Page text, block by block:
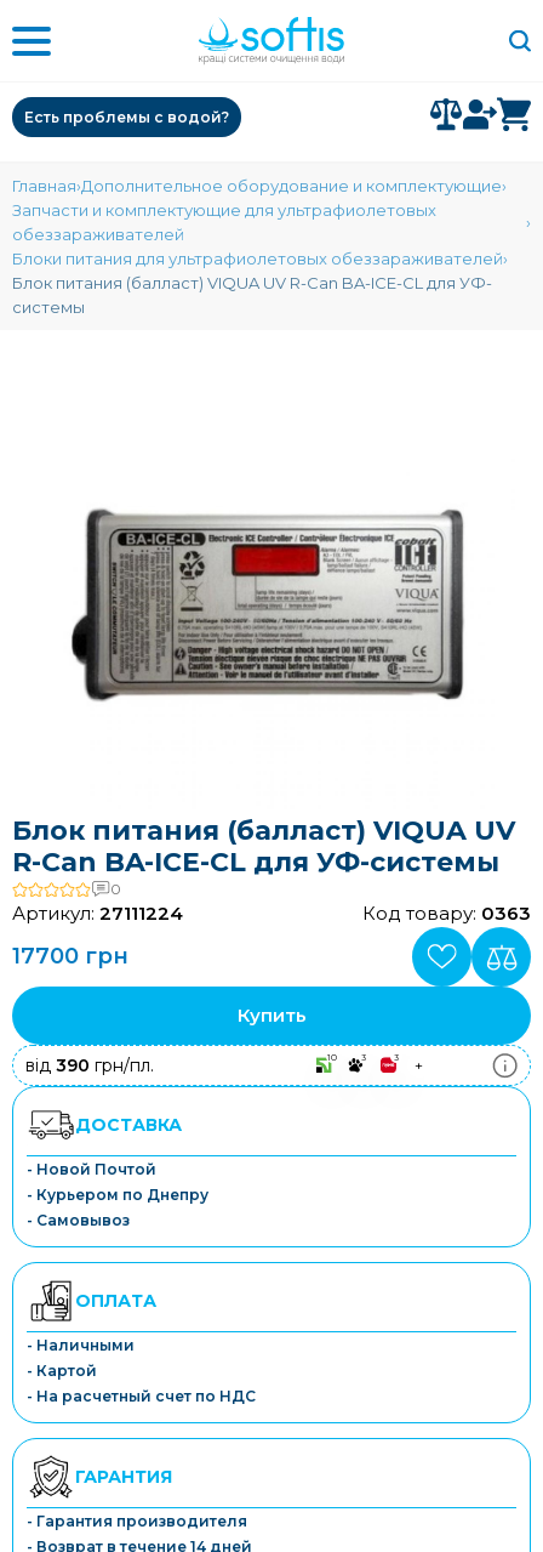
Есть проблемы с водой?
Главная Дополнительное оборудование и комплектующие
Запчасти и комплектующие для ультрафиолетовых
обеззараживателей
Блоки питания для ультрафиолетовых обеззараживателей
Блок питания (балласт) VIQUA UV R-Can BA-ICE-CL для УФ-
системы
Блок питания (балласт) VIQUA UV
R-Can BA-ICE-CL для УФ-системы
0
Артикул: 27111224 Код товару: 0363
17700 грн
Купить
від 390 грн/пл. 10 3 3 +
ДОСТАВКА
- Новой Почтой
- Курьером по Днепру
- Самовывоз
ОПЛАТА
- Наличными
- Картой
- На расчетный счет по НДС
ГАРАНТИЯ
- Гарантия производителя
- Возврат в течение 14 дней